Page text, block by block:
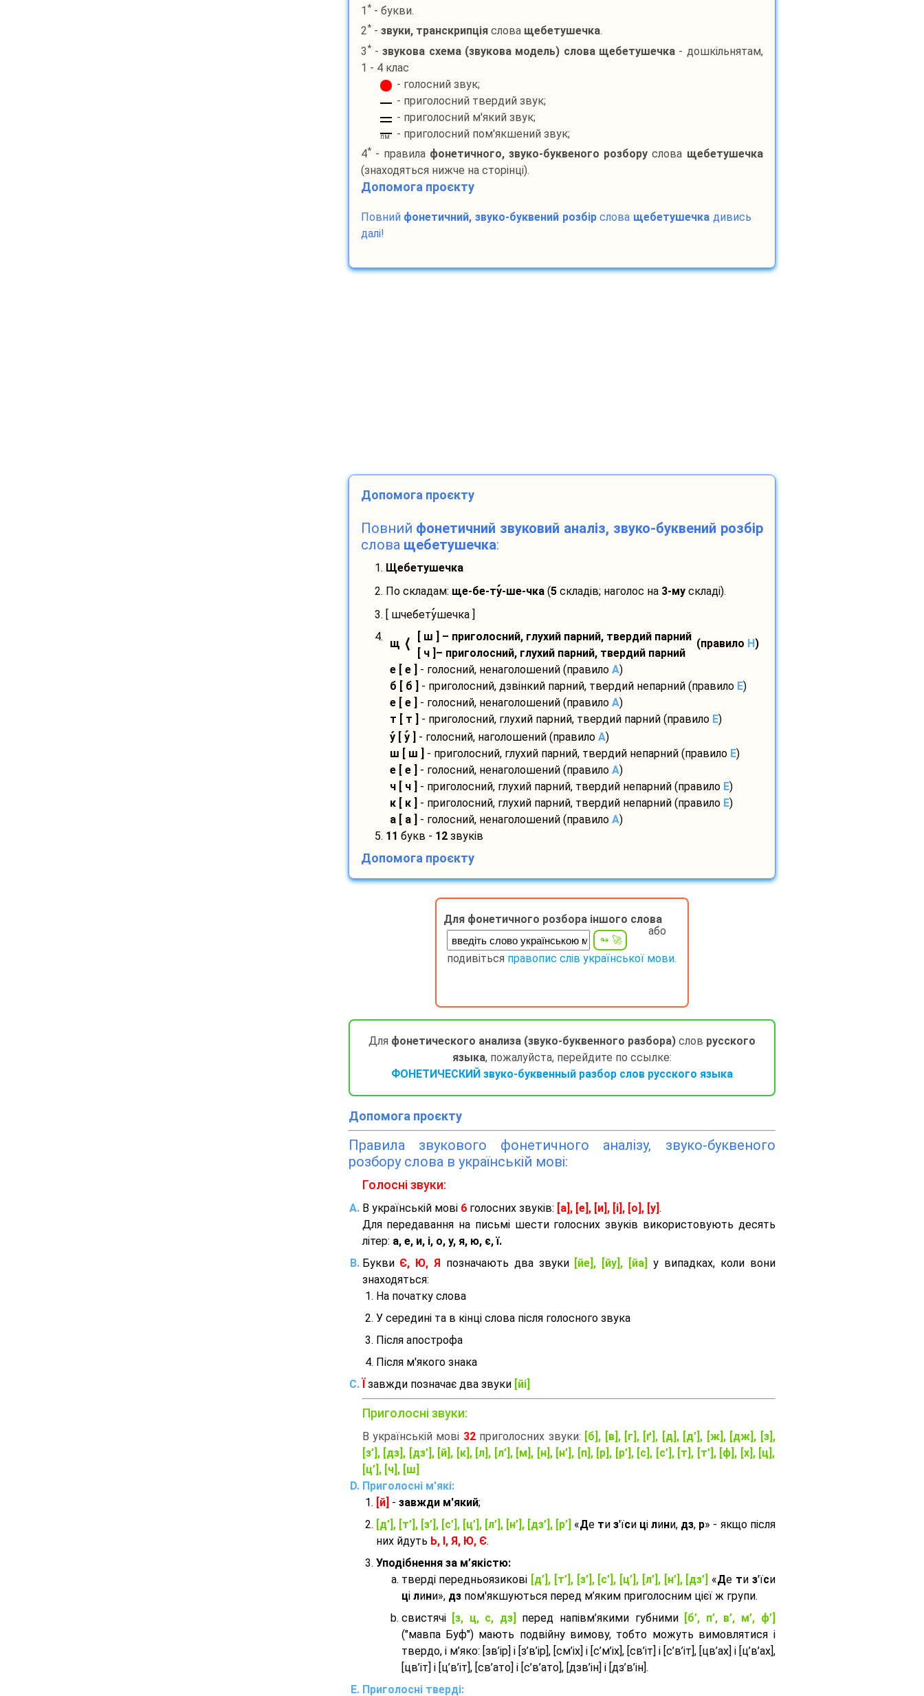
1 *- букви.
2*- звуки, транскрипціяслова щебетушечка.
3*-звукова схема (звукова модель) слова щебетушечка- дошкільнятам,
1 - 4 клас
- голосний звук;
- приголосний твердий звук;
- приголосний м'який звук;
пм
- приголосний пом'якшений звук;
4*- правила фонетичного, звуко-буквеного розбору слова щебетушечка
(знаходяться нижче на сторінці).
Допомога проєкту
Повний фонетичний, звуко-буквений розбірслова щебетушечкадивись
далі!
Допомога проєкту
Повний фонетичний звуковий аналіз, звуко-буквений розбір
слова щебетушечка:
1. Щебетушечка
2. По складам: ще-бе-ту-ше-чка(5складів; наголос на 3-мускладі).
3. [ шчебетушечка ]
4.
щ ⟨
[ ш ] – приголосний, глухий парний, твердий парний
[ ч ]– приголосний, глухий парний, твердий парний
(правило H)
е [ е ]
- голосний, ненаголошений (правило A)
б [ б ]
- приголосний, дзвінкий парний, твердий непарний (правило E)
е [ е ]
- голосний, ненаголошений (правило A)
т [ т ]
- приголосний, глухий парний, твердий парний (правило E)
у[ у] - голосний, наголошений (правило A)
ш [ ш ]
- приголосний, глухий парний, твердий непарний (правило E)
е [ е ]
- голосний, ненаголошений (правило A)
ч [ ч ]
- приголосний, глухий парний, твердий непарний (правило E)
к [ к ]
- приголосний, глухий парний, твердий непарний (правило E)
а [ а ]
- голосний, ненаголошений (правило A)
5. 11 букв - 12звуків
Допомога проєкту
Для фонетичного розбора іншого слова
або
подивіться правопис слів української мови.
Для фонетического анализа (звуко-буквенного разбора)слов русского
языка, пожалуйста, перейдите по ссылке:
ФОНЕТИЧЕСКИЙ звуко-буквенный разбор слов русского языка
Допомога проєкту
Правила звукового фонетичного аналізу, звуко-буквеного
розбору слова в українській мові:
Голосні звуки:
В українській мові 6голосних звуків: [а], [е], [и], [і], [о], [у] .
Для передавання на письмі шести голосних звуків використовують десять
літер: а, е, и, і, о, у, я, ю, є, ї.
Букви Є, Ю, Я позначають два звуки [йе], [йу], [йа]
у випадках, коли вони
знаходяться:
На початку слова
У середині та в кінці слова після голосного звука
Після апострофа
Після м'якого знака
завжди позначає два звуки [йі]
Приголосні звуки:
В українській мові 32приголосних звуки:
[б], [в], [г], [ґ], [д], [д’], [ж], [дж], [з],
[з’], [дз], [дз’], [й], [к], [л], [л’], [м], [н], [н’], [п], [р], [р’], [с], [с’], [т], [т’], [ф], [х], [ц],
[ц’], [ч], [ш]
Приголосні м'які:
[й] - завжди м'який;
[д’], [т’], [з’], [с’], [ц’], [л’], [н’], [дз’], [р’] «Де тиз'їси цілини, дз, р» - якщо після
них йдуть Ь, І, Я, Ю, Є.
Уподібнення за м’якістю:
тверді передньоязикові [д’], [т’], [з’], [с’], [ц’], [л’], [н’], [дз’] «Де ти з'їси
ці лини», дзпом'якшуються перед м’яким приголосним цієї ж групи.
cвистячі
[з, ц, с, дз] перед напівм’якими губними
[б’, п’, в’, м’, ф’]
("мавпа Буф") мають подвійну вимову, тобто можуть вимовлятися і
твердо, і м’яко: [зв’ір] і [з’в’ір], [см’іх] і [с’м’іх], [св’іт] і [с’в’іт], [цв’ах] і [ц’в’ах],
[цв’іт] і [ц’в’іт], [св’ато] і [с’в’ато], [дзв’iн] і [дз’в’iн].
Приголосні тверді: